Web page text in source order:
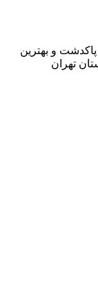
و بهترین
تهران